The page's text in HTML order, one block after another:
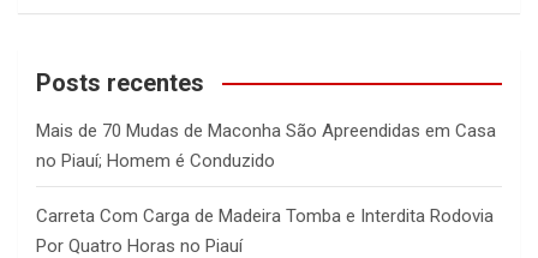
a
c
Posts recentes
Mais de 70 Mudas de Maconha São Apreendidas em Casa
no Piauí; Homem é Conduzido
Carreta Com Carga de Madeira Tomba e Interdita Rodovia
Por Quatro Horas no Piauí